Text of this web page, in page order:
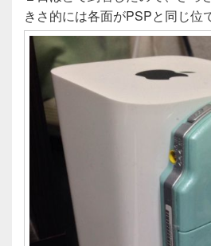
きさ的には各面がPSPと同じ位